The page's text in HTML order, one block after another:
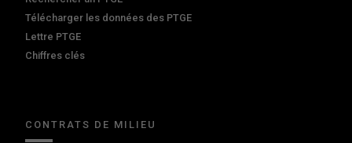
Télécharger les données des PTGE
Lettre PTGE
Chiffres clés
CONTRATS DE MILIEU